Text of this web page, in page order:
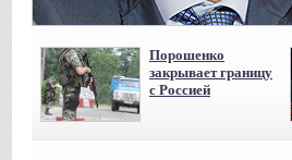
Порошенко
закрывает границу
с Россией